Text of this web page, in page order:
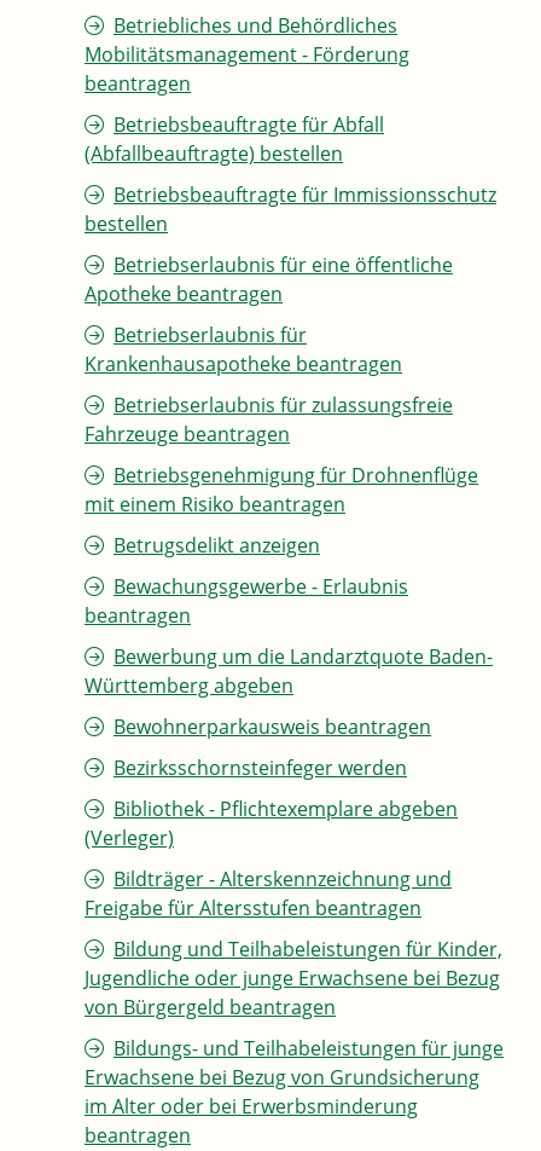
Betriebliches und Behördliches
Mobilitätsmanagement - Förderung
beantragen
Betriebsbeauftragte für Abfall
(Abfallbeauftragte) bestellen
Betriebsbeauftragte für Immissionsschutz
bestellen
Betriebserlaubnis für eine öffentliche
Apotheke beantragen
Betriebserlaubnis für
Krankenhausapotheke beantragen
Betriebserlaubnis für zulassungsfreie
Fahrzeuge beantragen
Betriebsgenehmigung für Drohnenflüge
mit einem Risiko beantragen
Betrugsdelikt anzeigen
Bewachungsgewerbe - Erlaubnis
beantragen
Bewerbung um die Landarztquote Baden-
Württemberg abgeben
Bewohnerparkausweis beantragen
Bezirksschornsteinfeger werden
Bibliothek - Pflichtexemplare abgeben
(Verleger)
Bildträger - Alterskennzeichnung und
Freigabe für Altersstufen beantragen
Bildung und Teilhabeleistungen für Kinder,
Jugendliche oder junge Erwachsene bei Bezug
von Bürgergeld beantragen
Bildungs- und Teilhabeleistungen für junge
Erwachsene bei Bezug von Grundsicherung
im Alter oder bei Erwerbsminderung
beantragen